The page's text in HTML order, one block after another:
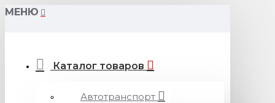
МЕНЮ
Каталог товаров
Автотранспорт